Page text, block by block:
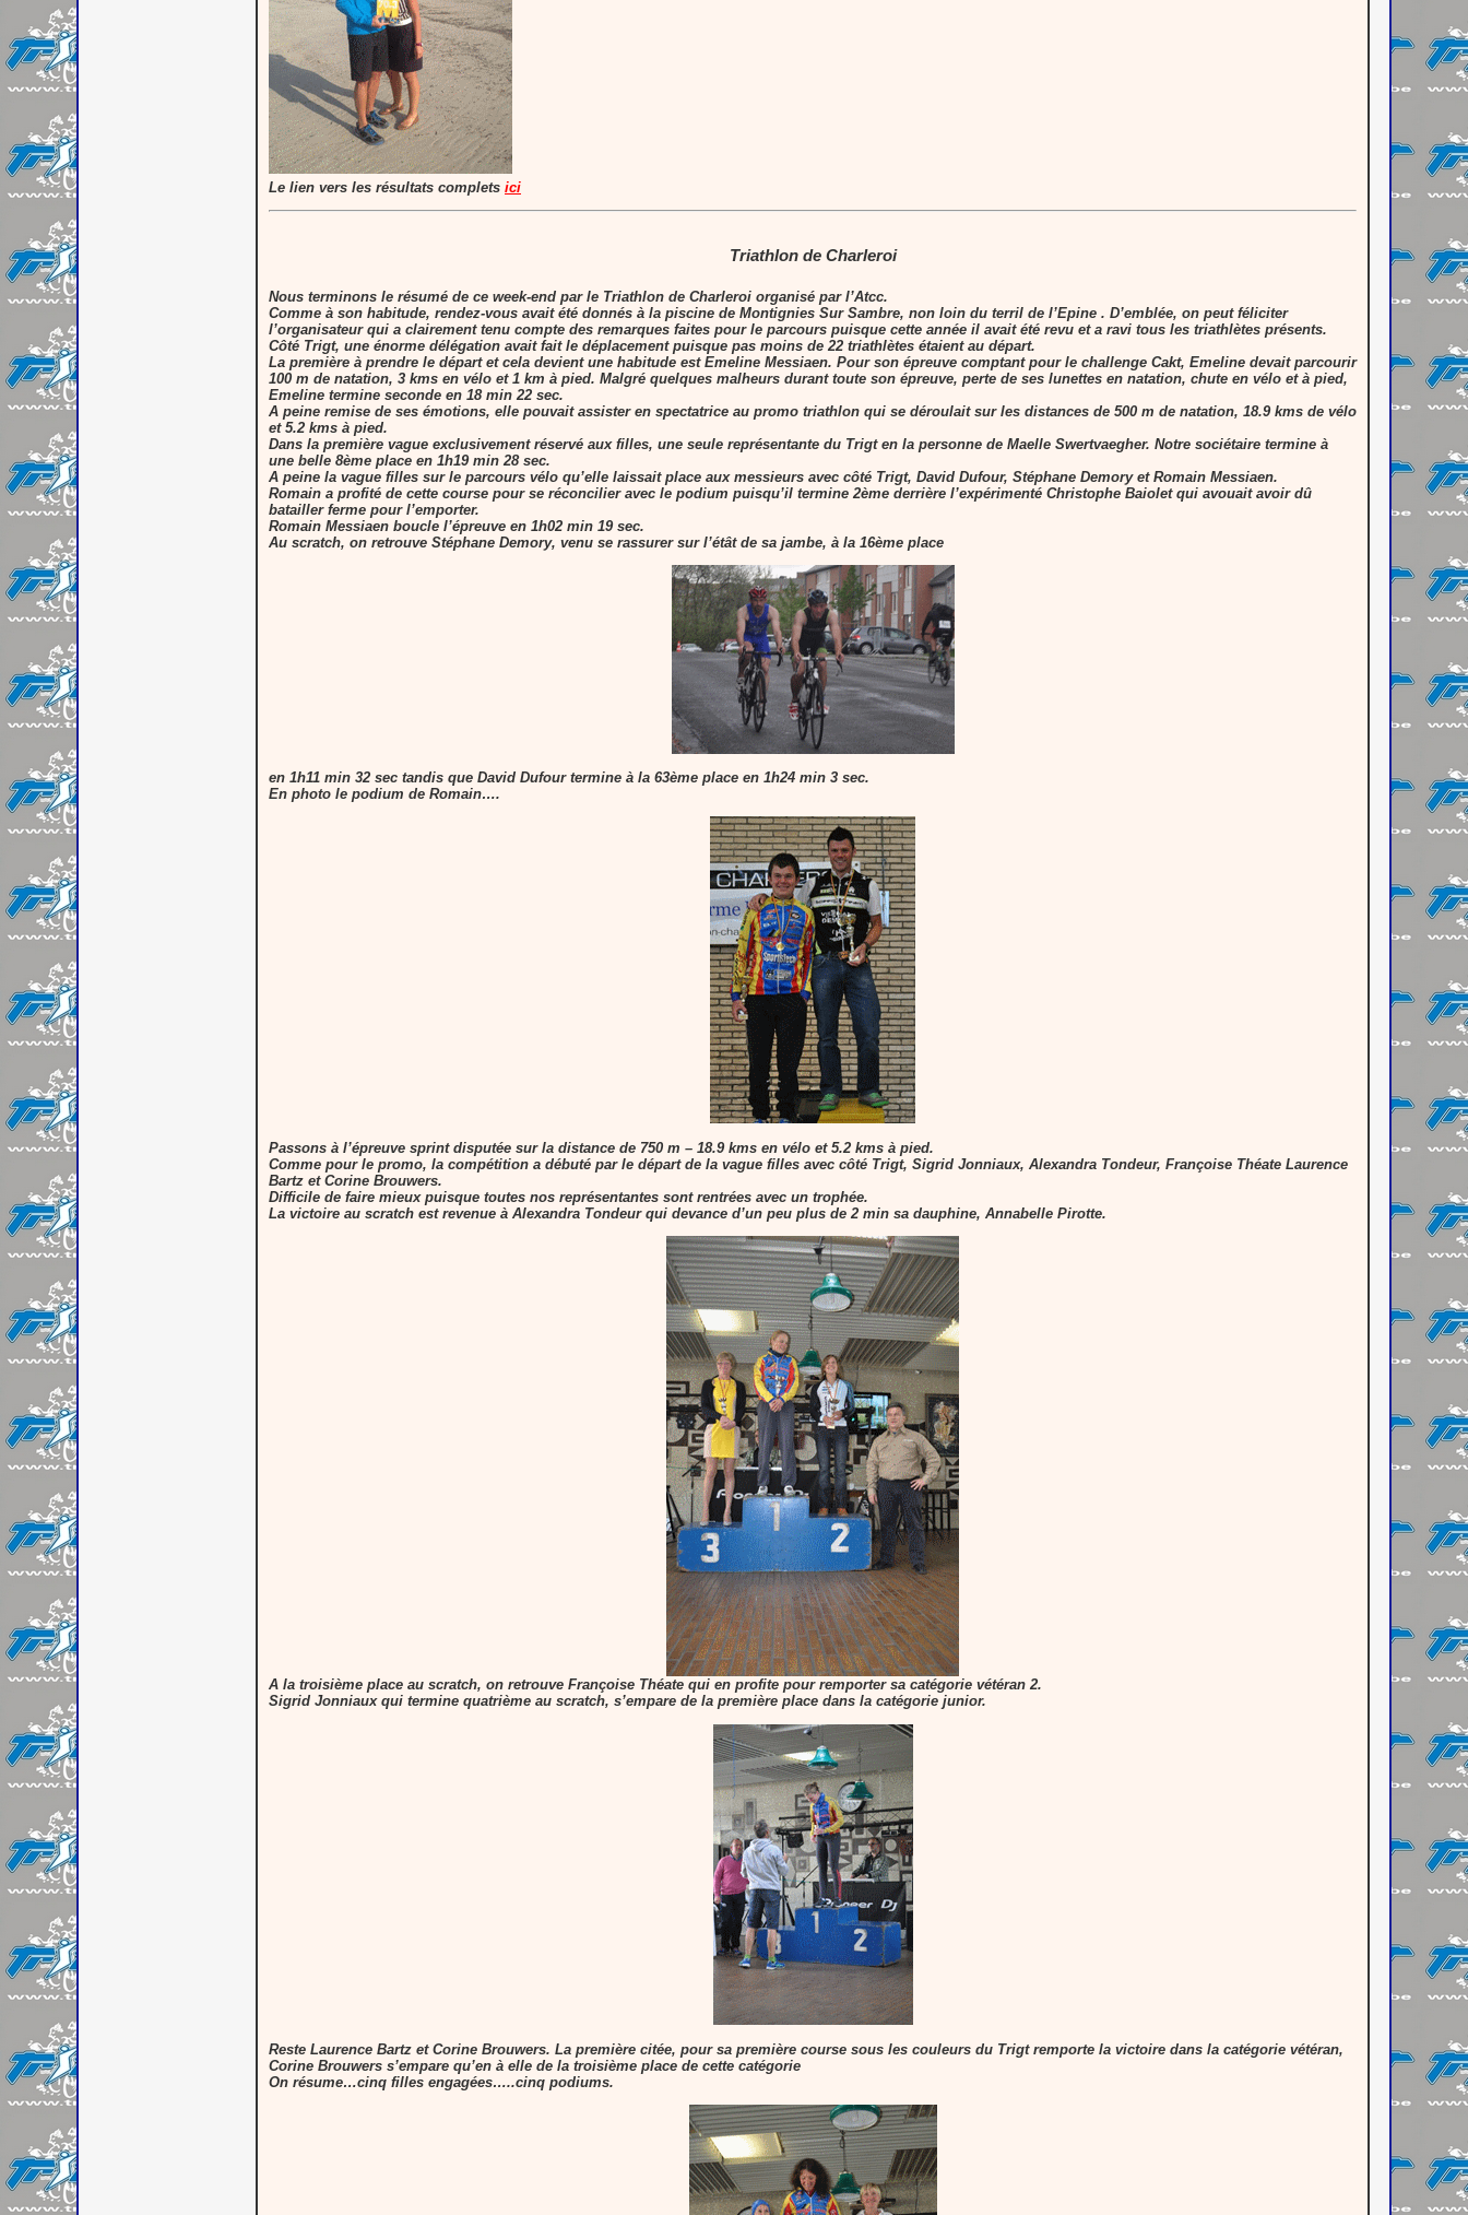
Le lien vers les résultats complets ici
Triathlon de Charleroi
Nous terminons le résumé de ce week-end par le Triathlon de Charleroi organisé par l’Atcc.
Comme à son habitude, rendez-vous avait été donnés à la piscine de Montignies Sur Sambre, non loin du terril de l’Epine . D’emblée, on peut féliciter
l’organisateur qui a clairement tenu compte des remarques faites pour le parcours puisque cette année il avait été revu et a ravi tous les triathlètes présents.
Côté Trigt, une énorme délégation avait fait le déplacement puisque pas moins de 22 triathlètes étaient au départ.
La première à prendre le départ et cela devient une habitude est Emeline Messiaen. Pour son épreuve comptant pour le challenge Cakt, Emeline devait parcourir
100 m de natation, 3 kms en vélo et 1 km à pied. Malgré quelques malheurs durant toute son épreuve, perte de ses lunettes en natation, chute en vélo et à pied,
Emeline termine seconde en 18 min 22 sec.
A peine remise de ses émotions, elle pouvait assister en spectatrice au promo triathlon qui se déroulait sur les distances de 500 m de natation, 18.9 kms de vélo
et 5.2 kms à pied.
Dans la première vague exclusivement réservé aux filles, une seule représentante du Trigt en la personne de Maelle Swertvaegher. Notre sociétaire termine à
une belle 8ème place en 1h19 min 28 sec.
A peine la vague filles sur le parcours vélo qu’elle laissait place aux messieurs avec côté Trigt, David Dufour, Stéphane Demory et Romain Messiaen.
Romain a profité de cette course pour se réconcilier avec le podium puisqu’il termine 2ème derrière l’expérimenté Christophe Baiolet qui avouait avoir dû
batailler ferme pour l’emporter.
Romain Messiaen boucle l’épreuve en 1h02 min 19 sec.
Au scratch, on retrouve Stéphane Demory, venu se rassurer sur l’étât de sa jambe, à la 16ème place
en 1h11 min 32 sec tandis que David Dufour termine à la 63ème place en 1h24 min 3 sec.
En photo le podium de Romain….
Passons à l’épreuve sprint disputée sur la distance de 750 m – 18.9 kms en vélo et 5.2 kms à pied.
Comme pour le promo, la compétition a débuté par le départ de la vague filles avec côté Trigt, Sigrid Jonniaux, Alexandra Tondeur, Françoise Théate Laurence
Bartz et Corine Brouwers.
Difficile de faire mieux puisque toutes nos représentantes sont rentrées avec un trophée.
La victoire au scratch est revenue à Alexandra Tondeur qui devance d’un peu plus de 2 min sa dauphine, Annabelle Pirotte.
A la troisième place au scratch, on retrouve Françoise Théate qui en profite pour remporter sa catégorie vétéran 2.
Sigrid Jonniaux qui termine quatrième au scratch, s’empare de la première place dans la catégorie junior.
Reste Laurence Bartz et Corine Brouwers. La première citée, pour sa première course sous les couleurs du Trigt remporte la victoire dans la catégorie vétéran,
Corine Brouwers s’empare qu’en à elle de la troisième place de cette catégorie
On résume…cinq filles engagées…..cinq podiums.